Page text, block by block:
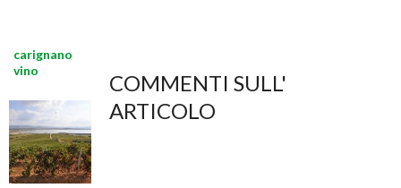
carignano
vino
COMMENTI SULL'
ARTICOLO